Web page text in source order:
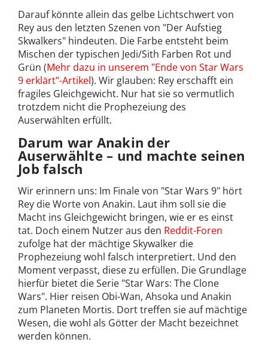
Darauf könnte allein das gelbe Lichtschwert von
Rey aus den letzten Szenen von "Der Aufstieg
Skwalkers" hindeuten. Die Farbe entsteht beim
Mischen der typischen Jedi/Sith Farben Rot und
Grün (Mehr dazu in unserem "Ende von Star Wars
9 erklärt"-Artikel). Wir glauben: Rey erschafft ein
fragiles Gleichgewicht. Nur hat sie so vermutlich
trotzdem nicht die Prophezeiung des
Auserwählten erfüllt.
Darum war Anakin der
Auserwählte – und machte seinen
Job falsch
Wir erinnern uns: Im Finale von "Star Wars 9" hört
Rey die Worte von Anakin. Laut ihm soll sie die
Macht ins Gleichgewicht bringen, wie er es einst
tat. Doch einem Nutzer aus den Reddit-Foren
zufolge hat der mächtige Skywalker die
Prophezeiung wohl falsch interpretiert. Und den
Moment verpasst, diese zu erfüllen. Die Grundlage
hierfür bietet die Serie "Star Wars: The Clone
Wars". Hier reisen Obi-Wan, Ahsoka und Anakin
zum Planeten Mortis. Dort treffen sie auf mächtige
Wesen, die wohl als Götter der Macht bezeichnet
werden können.